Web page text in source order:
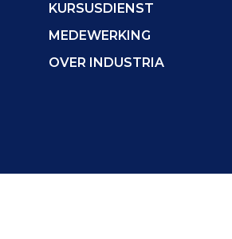
KURSUSDIENST
MEDEWERKING
OVER INDUSTRIA